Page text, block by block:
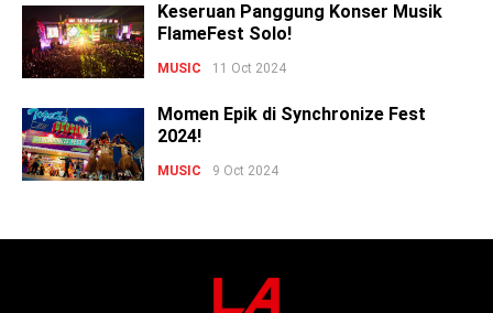
Keseruan Panggung Konser Musik
FlameFest Solo!
MUSIC 11 Oct 2024
Momen Epik di Synchronize Fest
2024!
MUSIC 9 Oct 2024